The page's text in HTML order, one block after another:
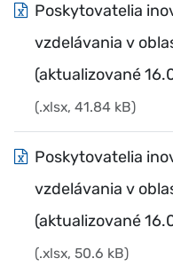
Poskytovatelia
vzdelávania v
(aktualizované
(.xlsx, 41.84 kB)
Poskytovatelia
vzdelávania v
(aktualizované
(.xlsx, 50.6 kB)